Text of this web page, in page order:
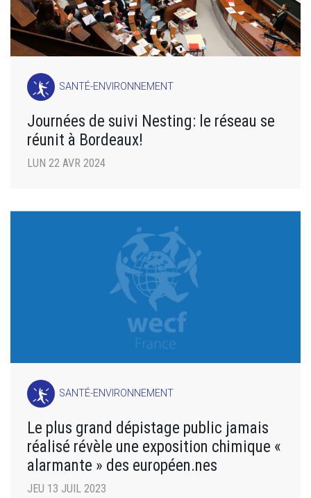
SANTÉ-ENVIRONNEMENT
Journées de suivi Nesting: le réseau se
réunit à Bordeaux!
LUN 22 AVR 2024
SANTÉ-ENVIRONNEMENT
Le plus grand dépistage public jamais
réalisé révèle une exposition chimique «
alarmante » des européen.nes
JEU 13 JUIL 2023